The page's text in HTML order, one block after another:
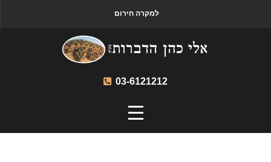
03-6121212
למקרה חירום